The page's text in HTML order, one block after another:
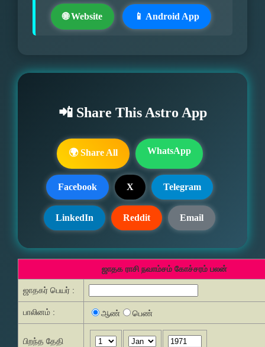
🌐 Website 📱 Android App
📲 Share This Astro App
🌍 Share All WhatsApp
Facebook X Telegram
LinkedIn Reddit Email
ஜாதக ராசி நவாம்சம் கோச்சரம் பலன்
ஜாதகர் பெயர் :
பாலினம் : ஆண் பெண்
பிறந்த தேதி